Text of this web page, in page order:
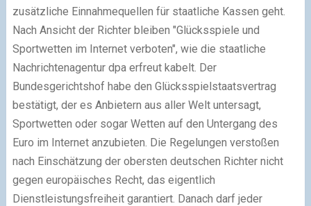
zusätzliche Einnahmequellen für staatliche Kassen geht.
Nach Ansicht der Richter bleiben "Glücksspiele und
Sportwetten im Internet verboten", wie die staatliche
Nachrichtenagentur dpa erfreut kabelt. Der
Bundesgerichtshof habe den Glücksspielstaatsvertrag
bestätigt, der es Anbietern aus aller Welt untersagt,
Sportwetten oder sogar Wetten auf den Untergang des
Euro im Internet anzubieten. Die Regelungen verstoßen
nach Einschätzung der obersten deutschen Richter nicht
gegen europäisches Recht, das eigentlich
Dienstleistungsfreiheit garantiert. Danach darf jeder